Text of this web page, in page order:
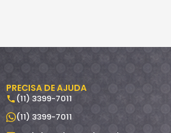
PRECISA DE AJUDA
(11) 3399-7011
(11) 3399-7011